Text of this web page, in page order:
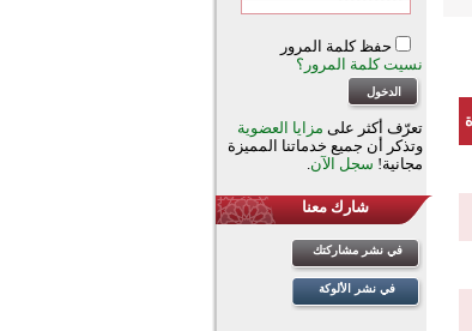
حفظ كلمة المرور
نسيت كلمة المرور؟
تعرّف أكثر على مزايا العضوية
وتذكر أن جميع خدماتنا المميزة
مجانية! سجل الآن.
شارك معنا
في نشر مشاركتك
في نشر الألوكة